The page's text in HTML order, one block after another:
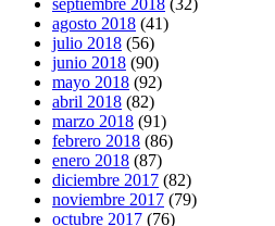
agosto 2018 (41)
julio 2018 (56)
junio 2018 (90)
mayo 2018 (92)
abril 2018 (82)
marzo 2018 (91)
febrero 2018 (86)
enero 2018 (87)
diciembre 2017 (82)
noviembre 2017 (79)
octubre 2017 (76)